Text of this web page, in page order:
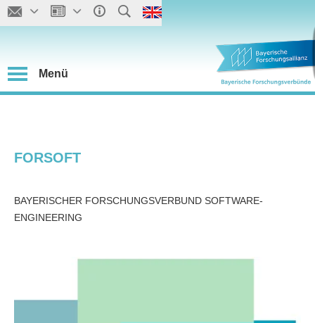
Menü
FORSOFT
BAYERISCHER FORSCHUNGSVERBUND SOFTWARE-
ENGINEERING